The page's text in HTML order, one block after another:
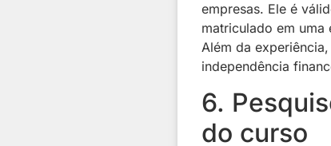
empresas. Ele é
matriculado em uma
Além da
independência
6.
do curso